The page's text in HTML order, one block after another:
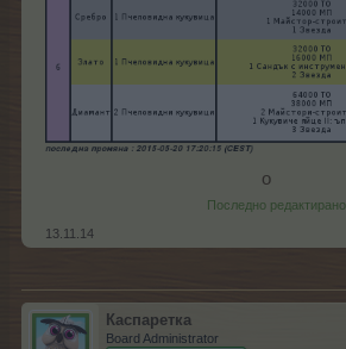
о​
Последно
13.11.14
Каспаретка
Board Administrator